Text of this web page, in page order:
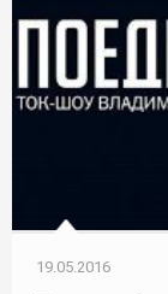
19.05.2016